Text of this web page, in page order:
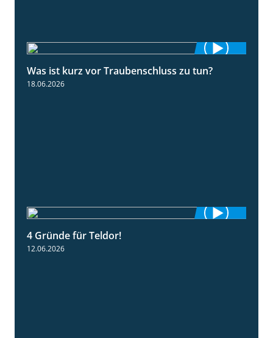
5:04
Was ist kurz vor Traubenschluss zu tun?
18.06.2026
4 Gründe für Teldor!
12.06.2026